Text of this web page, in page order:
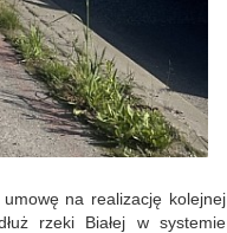
na realizację kolejnej
rzeki Białej w systemie